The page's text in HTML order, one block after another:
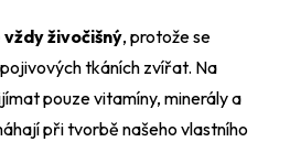
živočišný, protože se
tkáních zvířat. Na
pouze vitamíny, minerály a
při tvorbě našeho vlastního